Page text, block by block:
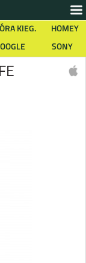
ÓRA KIEG.
HOMEY
SONY